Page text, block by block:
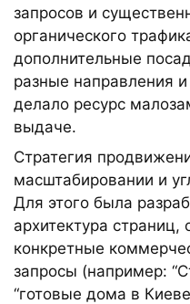
запросов и
органического
дополнительные
разные направления
делало ресурс
выдаче.
Стратегия
масштабировании и
Для этого была
архитектура
конкретные
запросы (например:
“готовые дома в